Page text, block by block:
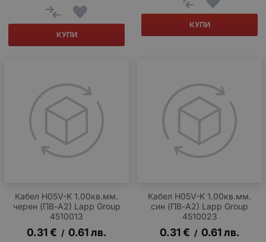
КУПИ
КУПИ
Кабел H05V-K 1.00кв.мм.
черен (ПВ-А2) Lapp Group
4510013
0.31 € / 0.61 лв.
Кабел H05V-K 1.00кв.мм.
син (ПВ-А2) Lapp Group
4510023
0.31 € / 0.61 лв.